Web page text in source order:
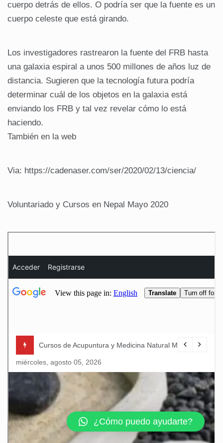
cuerpo detrás de ellos. O podría ser que la fuente es un
cuerpo celeste que está girando.
Los investigadores rastrearon la fuente del FRB hasta
una galaxia espiral a unos 500 millones de años luz de
distancia. Sugieren que la tecnología futura podría
determinar cuál de los objetos en la galaxia está
enviando los FRB y tal vez revelar cómo lo está
haciendo.
También en la web
Via: https://cadenaser.com/ser/2020/02/13/ciencia/
Voluntariado y Cursos en Nepal Mayo 2020